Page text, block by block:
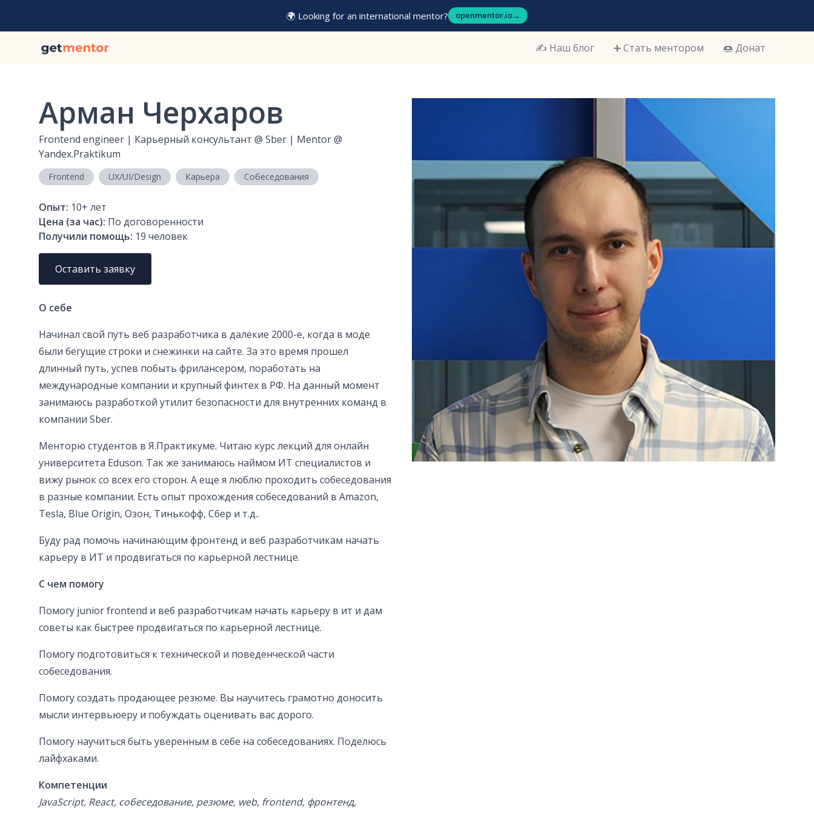
🌍 Looking for an international mentor? openmentor.io→
✍️ Наш блог ➕ Стать ментором 🍩 Донат
Арман Черхаров
Frontend engineer | Карьерный консультант @ Sber | Mentor @
Yandex.Praktikum
Frontend UX/UI/Design Карьера Собеседования
Опыт: 10+ лет
Цена (за час): По договоренности
Получили помощь: 19 человек
Оставить заявку
О себе
Начинал свой путь веб разработчика в далёкие 2000-е, когда в моде
были бегущие строки и снежинки на сайте. За это время прошел
длинный путь, успев побыть фрилансером, поработать на
международные компании и крупный финтех в РФ. На данный момент
занимаюсь разработкой утилит безопасности для внутренних команд в
компании Sber.
Менторю студентов в Я.Практикуме. Читаю курс лекций для онлайн
университета Eduson. Так же занимаюсь наймом ИТ специалистов и
вижу рынок со всех его сторон. А еще я люблю проходить собеседования
в разные компании. Есть опыт прохождения собеседований в Amazon,
Tesla, Blue Origin, Озон, Тинькофф, Сбер и т.д..
Буду рад помочь начинающим фронтенд и веб разработчикам начать
карьеру в ИТ и продвигаться по карьерной лестнице.
С чем помогу
Помогу junior frontend и веб разработчикам начать карьеру в ит и дам
советы как быстрее продвигаться по карьерной лестнице.
Помогу подготовиться к технической и поведенческой части
собеседования.
Помогу создать продающее резюме. Вы научитесь грамотно доносить
мысли интервьюеру и побуждать оценивать вас дорого.
Помогу научиться быть уверенным в себе на собеседованиях. Поделюсь
лайфхаками.
Компетенции
JavaScript, React, собеседование, резюме, web, frontend, фронтенд,